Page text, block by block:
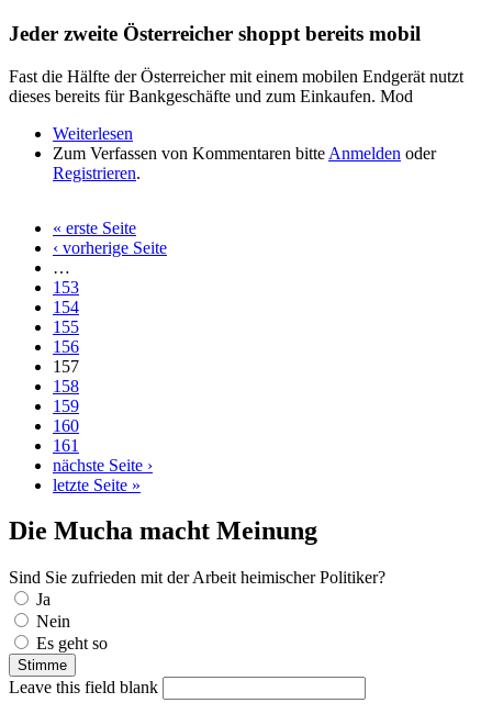
Jeder zweite Österreicher shoppt bereits mobil
Fast die Hälfte der Österreicher mit einem mobilen Endgerät nutzt
dieses bereits für Bankgeschäfte und zum Einkaufen. Mod
Weiterlesen
Zum Verfassen von Kommentaren bitte Anmelden oder
Registrieren.
Seiten« erste Seite
‹ vorherige Seite
…
153
154
155
156
157
158
159
160
161
nächste Seite ›
letzte Seite »
Die Mucha macht Meinung
Sind Sie zufrieden mit der Arbeit heimischer Politiker?
Auswahlmöglichkeiten
Ja
Nein
Es geht so
Leave this field blank